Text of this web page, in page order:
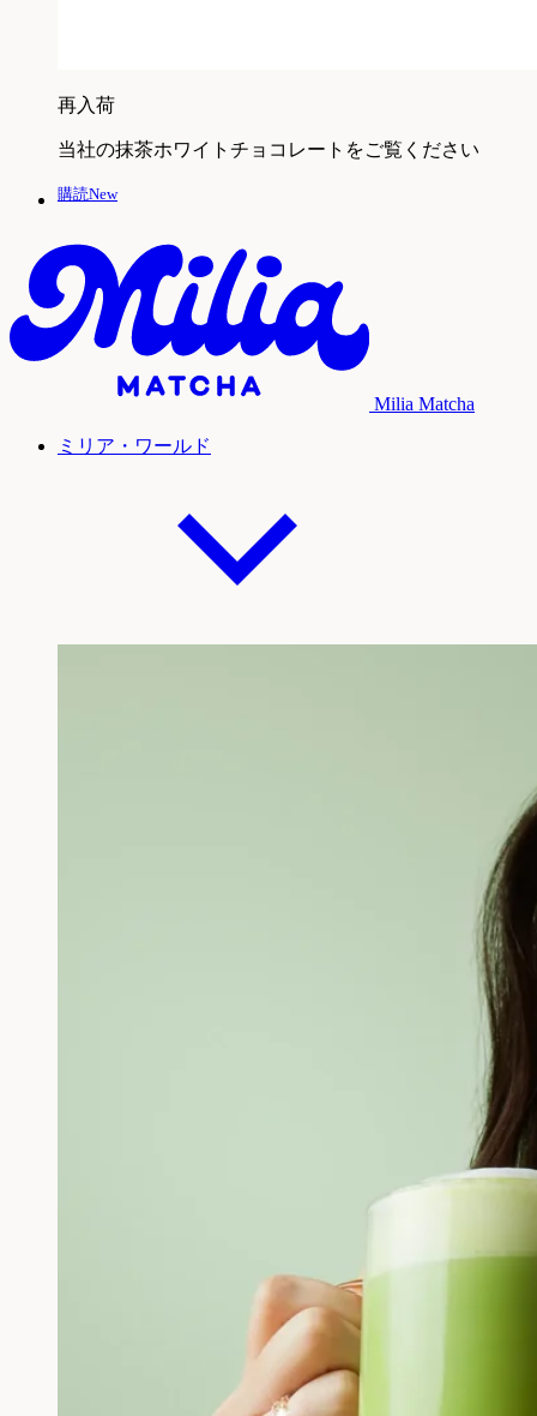
再入荷
当社の抹茶ホワイトチョコレートをご覧ください
購読New
Milia Matcha
ミリア・ワールド